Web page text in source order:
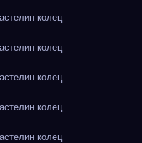
колец
колец
колец
колец
колец